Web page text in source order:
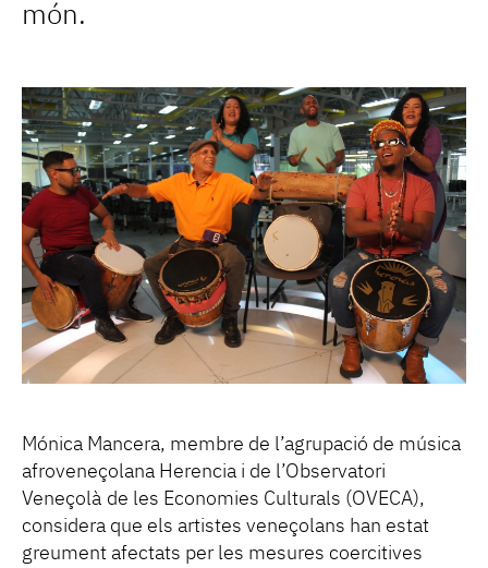
món.
Mónica Mancera, membre de l’agrupació de música
afroveneçolana Herencia i de l’Observatori
Veneçolà de les Economies Culturals (OVECA),
considera que els artistes veneçolans han estat
greument afectats per les mesures coercitives